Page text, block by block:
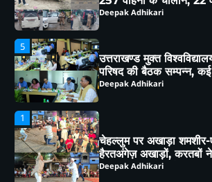
1
चेहल्लुम पर अखाड़ा शमशीर-
हैरतअंगेज़ अखाड़ों, करतबों ने
दारों, दंगल विजेताओं व
सम्मान
Deepak Adhikari
2
कत्युरी राजवंश के इतिहास को
शनि मंदिर के अतिक्रमण
को होगी स्वाभिमान रैली
Deepak Adhikari